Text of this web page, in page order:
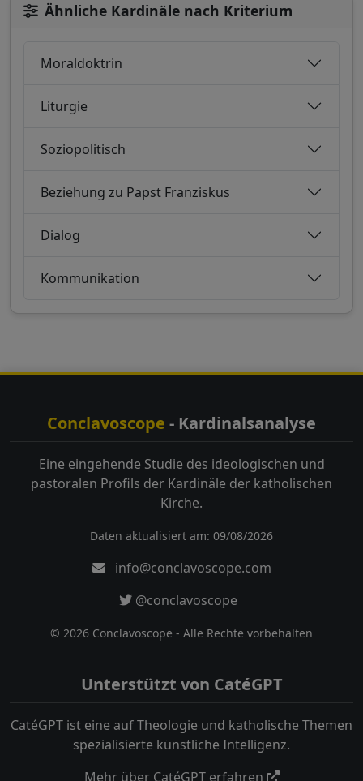
Ähnliche Kardinäle nach Kriterium
Moraldoktrin
Liturgie
Soziopolitisch
Beziehung zu Papst Franziskus
Dialog
Kommunikation
Conclavoscope - Kardinalsanalyse
Eine eingehende Studie des ideologischen und
pastoralen Profils der Kardinäle der katholischen
Kirche.
Daten aktualisiert am: 09/08/2026
info@conclavoscope.com
@conclavoscope
© 2026 Conclavoscope - Alle Rechte vorbehalten
Unterstützt von CatéGPT
CatéGPT ist eine auf Theologie und katholische Themen
spezialisierte künstliche Intelligenz.
Mehr über CatéGPT erfahren